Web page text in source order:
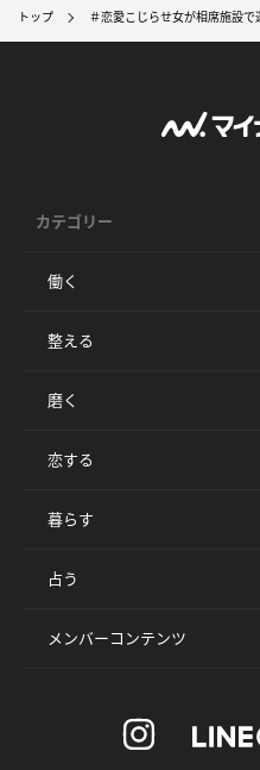
トップ ＃恋愛こじらせ女が相席施設
カテゴリー
働く
整える
磨く
恋する
暮らす
占う
メンバーコンテンツ